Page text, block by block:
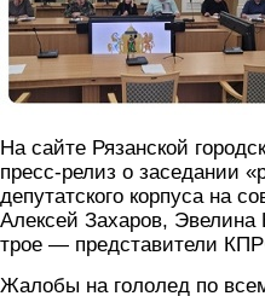
На сайте Рязанской
пресс-релиз о заседании
депутатского корпуса на
Алексей Захаров,
трое — представители
Жалобы на гололед по